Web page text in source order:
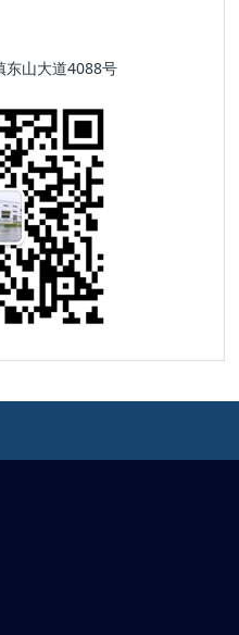
东山大道4088号